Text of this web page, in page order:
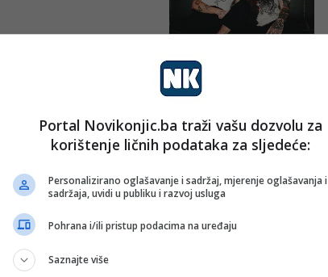
Portal Novikonjic.ba traži vašu dozvolu za
korištenje ličnih podataka za sljedeće:
Personalizirano oglašavanje i sadržaj, mjerenje oglašavanja i
sadržaja, uvidi u publiku i razvoj usluga
Pohrana i/ili pristup podacima na uređaju
Saznajte više